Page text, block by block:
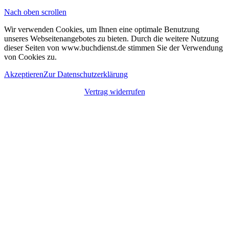
Nach oben scrollen
Wir verwenden Cookies, um Ihnen eine optimale Benutzung
unseres Webseitenangebotes zu bieten. Durch die weitere Nutzung
dieser Seiten von www.buchdienst.de stimmen Sie der Verwendung
von Cookies zu.
AkzeptierenZur Datenschutzerklärung
Vertrag widerrufen